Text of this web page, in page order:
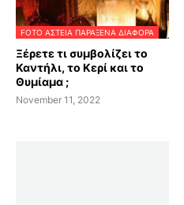
FOTO ΑΣΤΕΙΑ ΠΑΡΑΞΕΝΑ ΔΙΑΦΟΡΑ
Ξέρετε τι συμβολίζει το
Καντήλι, το Κερί και το
Θυμίαμα ;
November 11, 2022